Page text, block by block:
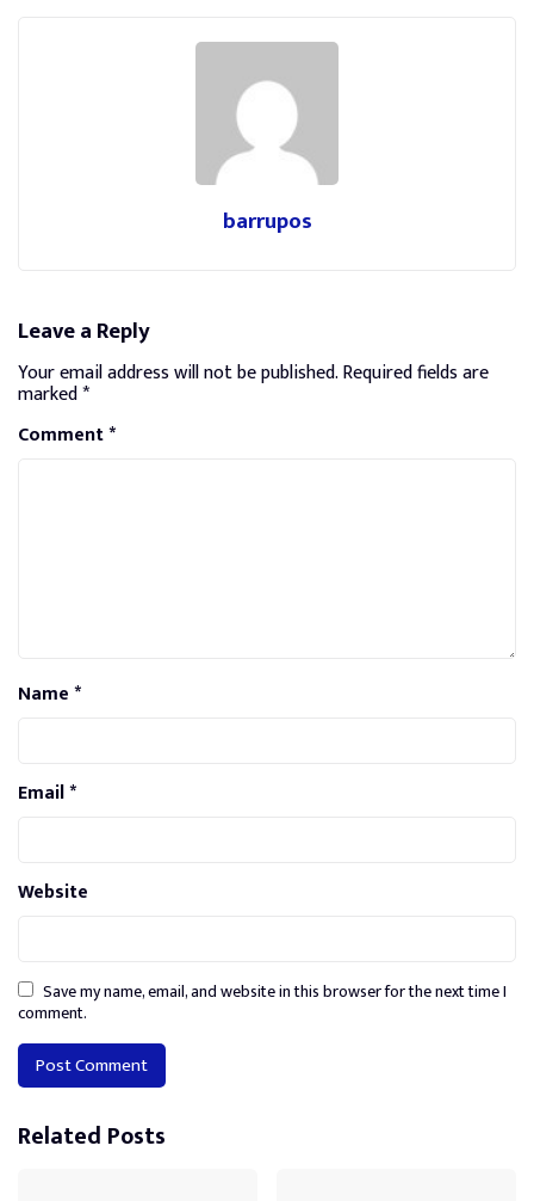
barrupos
Leave a Reply
Your email address will not be published.Required fields are
marked*
Comment*
Name*
Email*
Website
Save my name, email, and website in this browser for the next time I
comment.
Alternative:
Related Posts